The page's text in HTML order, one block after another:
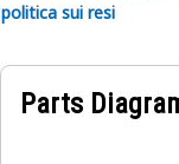
politica sui resi
Parts